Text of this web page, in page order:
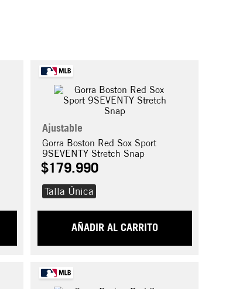
Ajustable
Gorra Boston Red Sox Sport
9SEVENTY Stretch Snap
$179.990
Talla Única
AÑADIR AL CARRITO